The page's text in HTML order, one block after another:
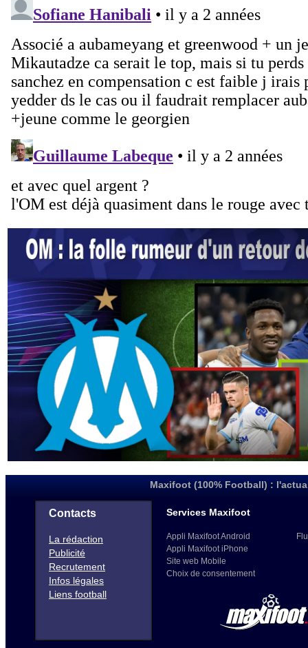
Maxifoot (100% Football) :
Contacts
La rédaction
Publicité
Recrutement
Infos légales
Liens football
Services Maxifoot
Appli Maxifoot Android
Appli Maxifoot iPhone
Site web Mobile
Choix de consentement